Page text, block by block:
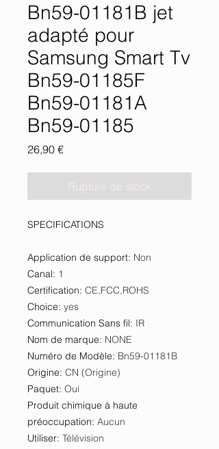
Bn59-01181B jet
adapté pour
Samsung Smart Tv
Bn59-01185F
Bn59-01181A
Bn59-01185
26,90 €Prix
Rupture de stock
SPECIFICATIONS
Application de support: Non
Canal: 1
Certification: CE,FCC,ROHS
Choice: yes
Communication Sans fil: IR
Nom de marque: NONE
Numéro de Modèle: Bn59-01181B
Origine: CN (Origine)
Paquet: Oui
Produit chimique à haute
préoccupation: Aucun
Utiliser: Télévision